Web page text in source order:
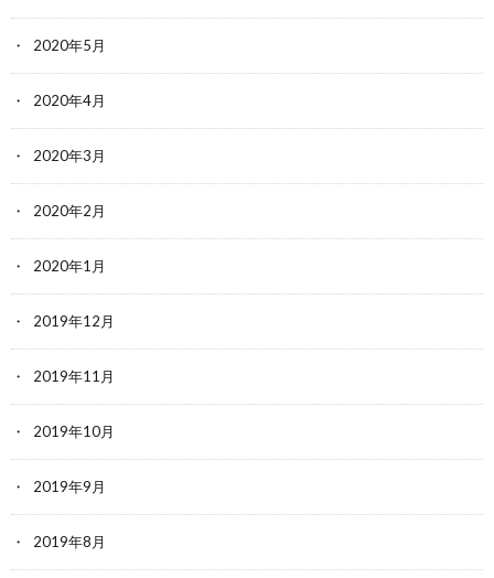
2020年5月
2020年4月
2020年3月
2020年2月
2020年1月
2019年12月
2019年11月
2019年10月
2019年9月
2019年8月